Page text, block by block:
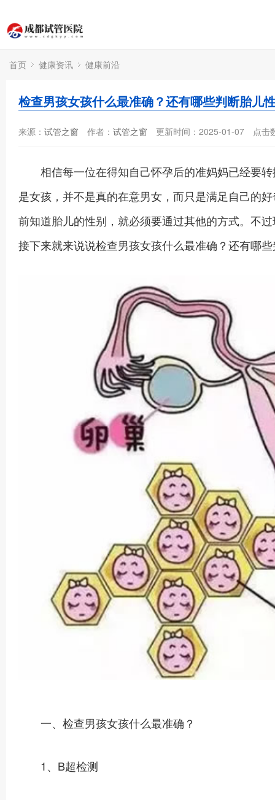
首页 健康资讯 健康前沿
检查男孩女孩什么最准确？还有哪些判断胎儿
来源： 试管之窗 作者： 试管之窗 更新时间：2025-01-07 点击
相信每一位在得知自己怀孕后的准妈妈已经要转
是女孩，并不是真的在意男女，而只是满足自己的
前知道胎儿的性别，就必须要通过其他的方式。不
接下来就来说说检查男孩女孩什么最准确？还有哪
一、检查男孩女孩什么最准确？
1、B超检测